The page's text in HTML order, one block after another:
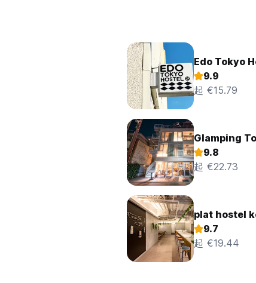
Edo Tokyo
9.9
起 €15.79
Glamping
9.8
起 €22.73
plat hostel
9.7
起 €19.44